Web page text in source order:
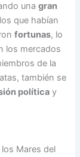
unagran
que habían
fortunas, lo
los mercados
de la
también se
política y
Mares del